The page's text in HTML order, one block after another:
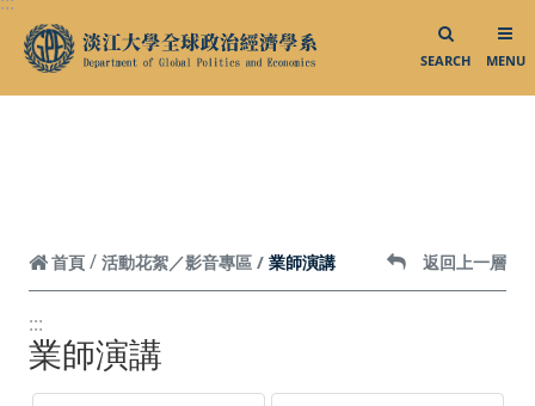
跳到頁面主要內容區
SEARCH MENU
首頁 活動花絮／影音專區 業師演講 返回上一層
:::
業師演講